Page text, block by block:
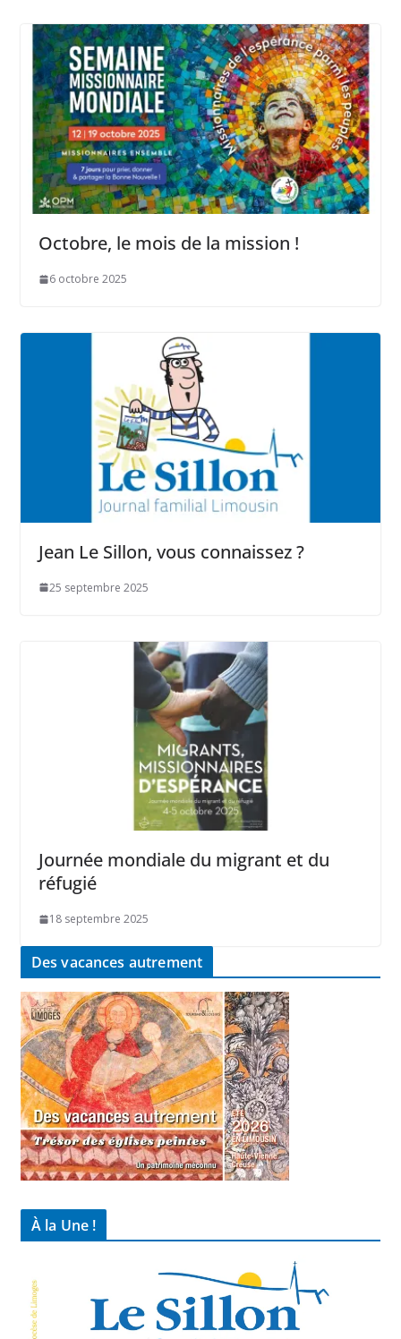
Octobre, le mois de la mission !
6 octobre 2025
Jean Le Sillon, vous connaissez ?
25 septembre 2025
Journée mondiale du migrant et du
réfugié
18 septembre 2025
Des vacances autrement
À la Une !